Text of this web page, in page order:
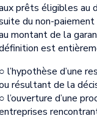
prêts éligibles au
du non-paiement
montant de la
est
○ l’hypothèse d’une
résultant de la
○ l’ouverture d’une